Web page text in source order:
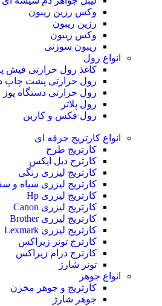
وکس رزین ریبون
رزین ریبون
وکس ریبون
ریبون سوزنی
انواع رول
کاغذ رول حرارتی فیش
رول حرارتی پشت چاپ
رول حرارتی دستگاه پوز
رول پلاتر
رول فکس و کاربن
انواع کارتریج حرفه ای
کارتریج طرح
کارترج دبل ایکس
کارتریج لیزری رنگی
کارتریج لیزری سیاه و
کارتریج لیزری Hp
کارتریج لیزری Canon
کارتریج لیزری Brother
کارتریج لیزری Lexmark
کارترج تونر زیراکس
کارترج درام زیراکس
تونر شارژ
انواع جوهر
کارتریج و جوهر مخزن
جوهر شارژ